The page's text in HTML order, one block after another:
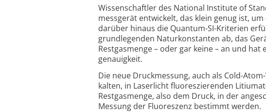
Wissenschaftler des National Institute of
messgerät entwickelt, das klein genug ist,
darüber hinaus die Quantum-SI-Kriterien
grundlegenden Natur­konstanten ab, das
Rest­gas­menge – oder gar keine – an und
genau­igkeit.
Die neue Druckmessung, auch als Cold-
kalten, in Laserlicht fluoreszierenden
Restgasmenge, also dem Druck, in der
Messung der Fluoreszenz bestimmt werden.